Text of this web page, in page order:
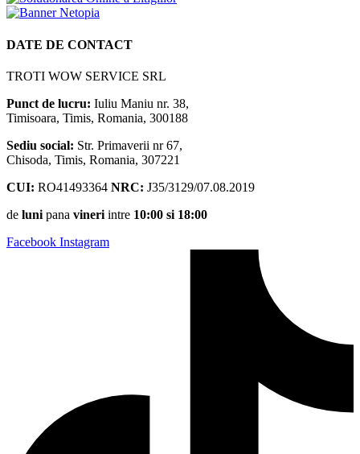
DATE DE CONTACT
TROTI WOW SERVICE SRL
Punct de lucru: Iuliu Maniu nr. 38,
Timisoara, Timis, Romania, 300188
Sediu social: Str. Primaverii nr 67,
Chisoda, Timis, Romania, 307221
CUI: RO41493364 NRC: J35/3129/07.08.2019
de luni pana vineri intre 10:00 si 18:00
Facebook Instagram